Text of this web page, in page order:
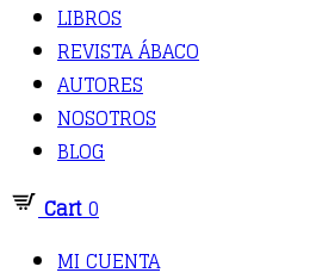
LIBROS
REVISTA ÁBACO
AUTORES
NOSOTROS
BLOG
Cart0
MI CUENTA